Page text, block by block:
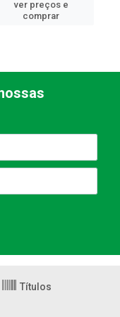
ver preços e
comprar
Títulos